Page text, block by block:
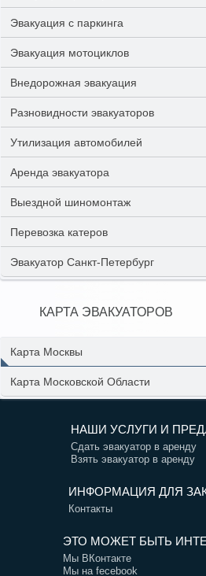
Эвакуация с паркинга
Эвакуация мотоциклов
Внедорожная эвакуация
Разновидности эвакуаторов
Утилизация автомобилей
Аренда эвакуатора
Выездной шиномонтаж
Перевозка катеров
Эвакуатор Санкт-Петербург
КАРТА ЭВАКУАТОРОВ
Карта Москвы
Карта Московской Области
НАШИ УСЛУГИ И
Сдать эвакуатор в аренду
Взять эвакуатор в аренду
ИНФОРМАЦИЯ ДЛЯ
Контакты
ЭТО МОЖЕТ БЫТЬ
Мы ВКонтакте
Мы на fecebook